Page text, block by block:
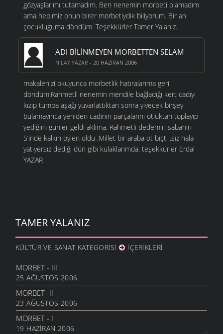
gözyaşlarımı tutamadım. Ben nenemin morbeti olamadım
ama hepimiz onun birer morbetiydik biliyorum. Bir an
çocukluguma döndüm. Teşekkürler Tamer Yalanız.
ADI BILINMEYEN MORBETTEN SELAM
NILAY YAZAR - 20 HAZIRAN 2006
makalenizi okuyunca morbetlik hatıralarıma geri
döndüm.Rahmetli nenemin mendile bağladığı kert cadıyı
kızıp tumba aşağı yuvarlattıktan sonra yiyecek birşey
bulamayınca yeniden cadının parçalarını otluktan toplayıp
yediğim günler geldi aklıma. Rahmetli dedemin sabahın
5’inde kalkın öylen oldu .Millet bir araba ot biçti ,siz hala
yatiyersız dediği dün gibi kulaklarımda. teşekkürler Erdal
YAZAR
TAMER YALANIZ
KÜLTÜR VE SANAT KATEGORISI İÇERIKLERI
MORBET - III
25 AĞUSTOS 2006
MORBET -II
23 AĞUSTOS 2006
MORBET - I
19 HAZIRAN 2006